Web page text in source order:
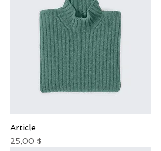
Article
Prix
25,00 $